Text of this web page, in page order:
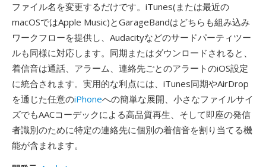
ファイル名を変更するだけです。iTunes(または最近の
macOSではApple Music)とGarageBandはどちらも組み込み
ワークフローを提供し、Audacityなどのサードパーティツー
ルも同様に対応します。同期またはダウンロードされると、
着信音は通話、アラーム、連絡先ごとのアラートのiOS設定
に統合されます。実用的な利点には、iTunes同期やAirDrop
を通じた任意のiPhoneへの簡単な展開、小さなファイルサイ
ズでもAACコーデックによる高品質再生、そして即座の発信
者識別のために特定の連絡先に個別の着信音を割り当てる機
能が含まれます。